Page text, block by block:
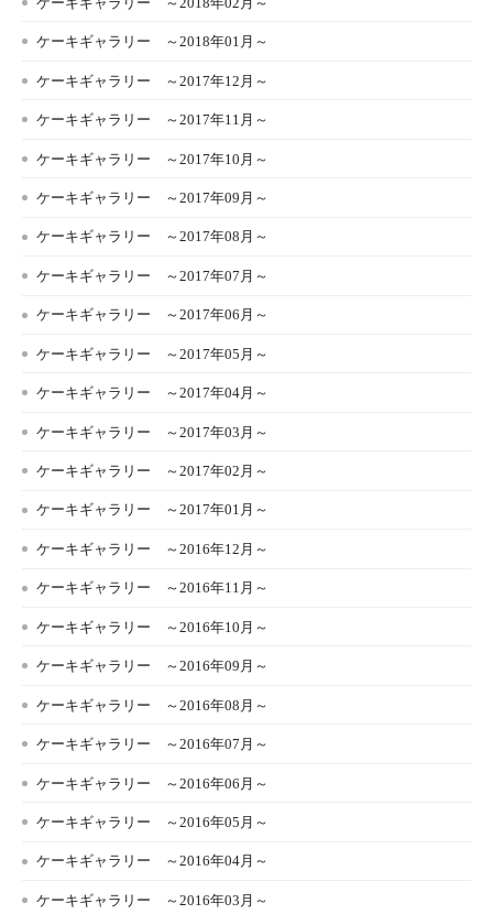
ケーキギャラリー ～2018年01月～
ケーキギャラリー ～2017年12月～
ケーキギャラリー ～2017年11月～
ケーキギャラリー ～2017年10月～
ケーキギャラリー ～2017年09月～
ケーキギャラリー ～2017年08月～
ケーキギャラリー ～2017年07月～
ケーキギャラリー ～2017年06月～
ケーキギャラリー ～2017年05月～
ケーキギャラリー ～2017年04月～
ケーキギャラリー ～2017年03月～
ケーキギャラリー ～2017年02月～
ケーキギャラリー ～2017年01月～
ケーキギャラリー ～2016年12月～
ケーキギャラリー ～2016年11月～
ケーキギャラリー ～2016年10月～
ケーキギャラリー ～2016年09月～
ケーキギャラリー ～2016年08月～
ケーキギャラリー ～2016年07月～
ケーキギャラリー ～2016年06月～
ケーキギャラリー ～2016年05月～
ケーキギャラリー ～2016年04月～
ケーキギャラリー ～2016年03月～